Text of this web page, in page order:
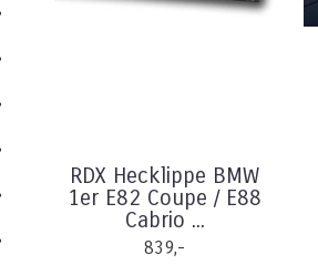
RDX Hecklippe BMW
1er E82 Coupe / E88
Cabrio ...
839,-